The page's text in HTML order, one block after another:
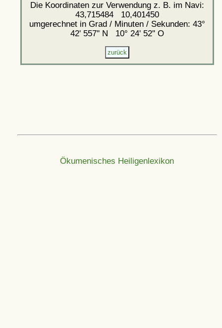
Die Koordinaten zur Verwendung z. B. im Navi:
43,715484 10,401450
umgerechnet in Grad / Minuten / Sekunden: 43°
42' 557'' N 10° 24' 52'' O
Ökumenisches Heiligenlexikon